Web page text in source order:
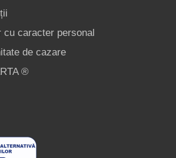
cu caracter personal
de cazare
®